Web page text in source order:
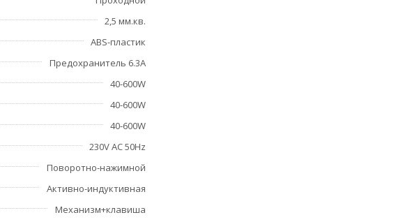
2,5 мм.кв.
ABS-пластик
Предохранитель 6.3А
40-600W
40-600W
40-600W
230V AC 50Hz
Поворотно-нажимной
Активно-индуктивная
Механизм+клавиша